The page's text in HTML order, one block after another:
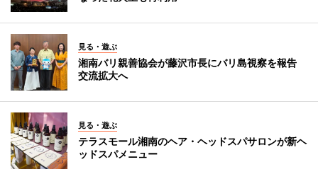
見る・遊ぶ
湘南バリ親善協会が藤沢市長にバリ島視察を報告
交流拡大へ
見る・遊ぶ
テラスモール湘南のヘア・ヘッドスパサロンが新ヘ
ッドスパメニュー